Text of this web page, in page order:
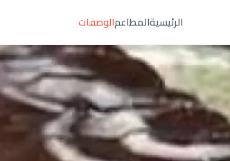
الرئيسيةالمطاعمالوصفات